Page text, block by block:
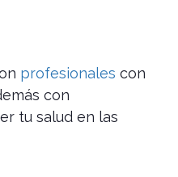
profesionales con
con
tu salud en las